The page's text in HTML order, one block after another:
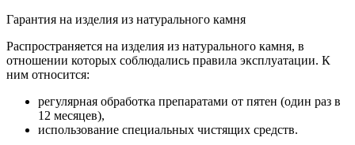
Гарантия на изделия из натурального камня
Распространяется на изделия из натурального камня, в
отношении которых соблюдались правила эксплуатации. К
ним относится:
регулярная обработка препаратами от пятен (один раз в
12 месяцев),
использование специальных чистящих средств.